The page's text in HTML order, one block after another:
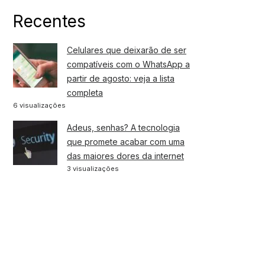
Recentes
Celulares que deixarão de ser
compatíveis com o WhatsApp a
partir de agosto: veja a lista
completa
6 visualizações
Adeus, senhas? A tecnologia
que promete acabar com uma
das maiores dores da internet
3 visualizações